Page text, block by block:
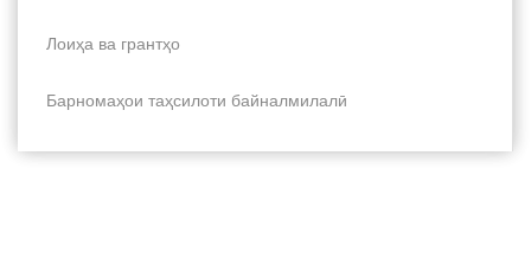
Лоиҳа ва грантҳо
Барномаҳои таҳсилоти байналмилалӣ